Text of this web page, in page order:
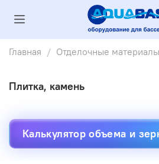
Главная Отделочные материалы
Плитка, камень
Калькулятор объема и